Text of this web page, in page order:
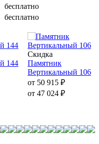
бесплатно
бесплатно
144
Скидка
Памятник
Вертикальный 106
от 50 915 ₽
от 47 024 ₽